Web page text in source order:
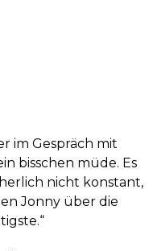
im Gespräch mit
bisschen müde. Es
nicht konstant,
Jonny über die